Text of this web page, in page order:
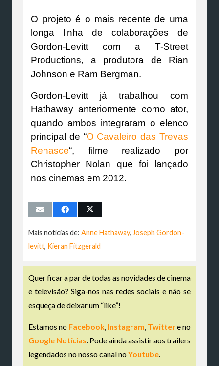
O projeto é o mais recente de uma
longa linha de colaborações de
Gordon-Levitt com a T-Street
Productions, a produtora de Rian
Johnson e Ram Bergman.
Gordon-Levitt já trabalhou com
Hathaway anteriormente como ator,
quando ambos integraram o elenco
principal de “O Cavaleiro das Trevas
Renasce“, filme realizado por
Christopher Nolan que foi lançado
nos cinemas em 2012.
Mais notícias de: Anne Hathaway, Joseph Gordon-
levitt, Kieran Fitzgerald
Quer ficar a par de todas as novidades de cinema
e televisão? Siga-nos nas redes sociais e não se
esqueça de deixar um “like”!
Estamos no Facebook, Instagram, Twittere no
Google Notícias. Pode ainda assistir aos trailers
legendados no nosso canal noYoutube.